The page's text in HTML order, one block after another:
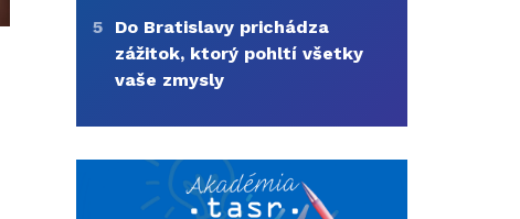
5
Do Bratislavy prichádza
zážitok, ktorý pohltí všetky
vaše zmysly